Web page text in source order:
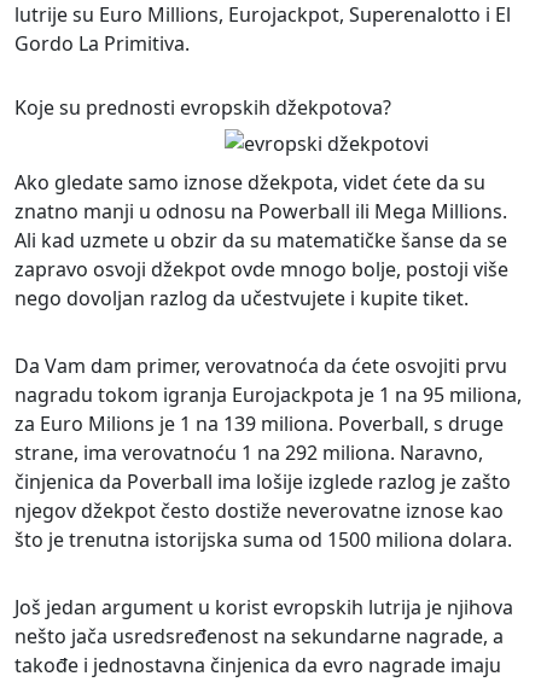
lutrije su Euro Millions, Eurojackpot, Superenalotto i El
Gordo La Primitiva.
Koje su prednosti evropskih džekpotova?
Ako gledate samo iznose džekpota, videt ćete da su
znatno manji u odnosu na Powerball ili Mega Millions.
Ali kad uzmete u obzir da su matematičke šanse da se
zapravo osvoji džekpot ovde mnogo bolje, postoji više
nego dovoljan razlog da učestvujete i kupite tiket.
Da Vam dam primer, verovatnoća da ćete osvojiti prvu
nagradu tokom igranja Eurojackpota je 1 na 95 miliona,
za Euro Milions je 1 na 139 miliona. Poverball, s druge
strane, ima verovatnoću 1 na 292 miliona. Naravno,
činjenica da Poverball ima lošije izglede razlog je zašto
njegov džekpot često dostiže neverovatne iznose kao
što je trenutna istorijska suma od 1500 miliona dolara.
Još jedan argument u korist evropskih lutrija je njihova
nešto jača usredsređenost na sekundarne nagrade, a
takođe i jednostavna činjenica da evro nagrade imaju